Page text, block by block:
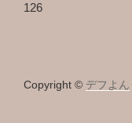
126
Copyright © デフよん